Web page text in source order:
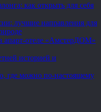
как открыть для себя
лучшие направления для
апарт-отеле «АмстерДОМ»
историей и
где можно по-настоящему